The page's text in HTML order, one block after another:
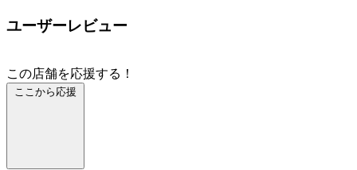
ユーザーレビュー
この店舗を応援する！
ここから応援